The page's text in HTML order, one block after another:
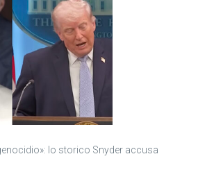
lo storico Snyder accusa